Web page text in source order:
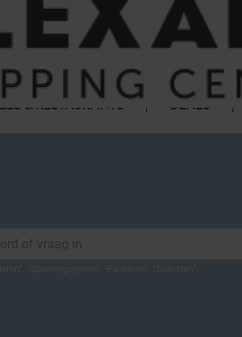
& RESTAURANTS DEALS